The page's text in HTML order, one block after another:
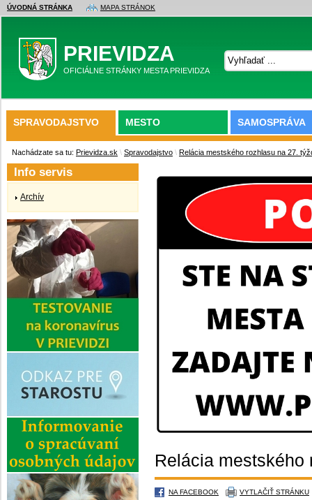
ÚVODNÁ STRÁNKA MAPA STRÁNOK
PRIEVIDZA
OFICIÁLNE STRÁNKY MESTA PRIEVIDZA
SPRAVODAJSTVO MESTO SAMOSPRÁVA
Nachádzate sa tu: Prievidza.sk \ Spravodajstvo \ Relácia mestského rozhlasu na 27.
Relácia mestského
NA FACEBOOK VYTLAČIŤ STRÁNKU
Info servis
Archív